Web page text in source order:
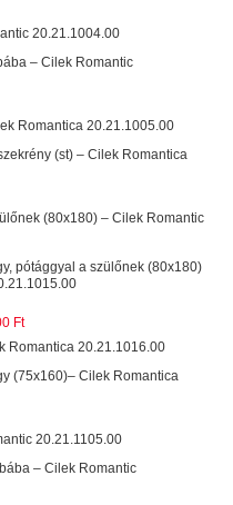
– Cilek Romantic
(st) – Cilek Romantica
pótággyal a szülőnek (80x180)
Ft
(75x160)– Cilek Romantica
– Cilek Romantic